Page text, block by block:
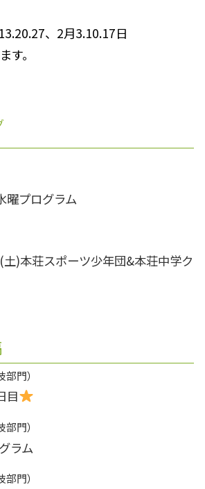
、2月3.10.17日
す。
曜プログラム
)本荘スポーツ少年団&本荘中学ク
部門
目
部門
ラム
部門